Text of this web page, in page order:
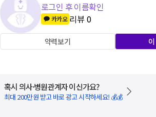
로그인 후 이름확인
카카오 리뷰0
약력보기
혹시 의사·병원관계자 이신가요?
최대 200만원 받고 바로 광고 시작하세요! 💰💰